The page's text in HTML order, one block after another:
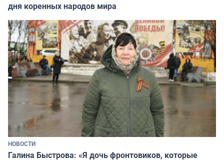
дня коренных народов мира
НОВОСТИ
Галина Быстрова: «Я дочь фронтовиков, которые